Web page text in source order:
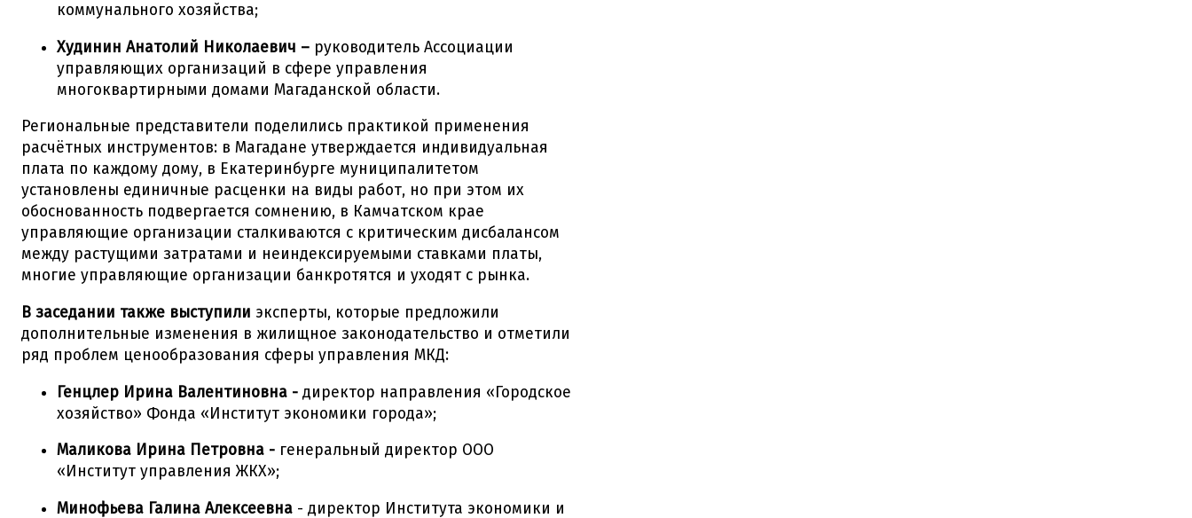
коммунального хозяйства;
Худинин Анатолий Николаевич – руководитель Ассоциации
управляющих организаций в сфере управления
многоквартирными домами Магаданской области.
Региональные представители поделились практикой применения
расчётных инструментов: в Магадане утверждается индивидуальная
плата по каждому дому, в Екатеринбурге муниципалитетом
установлены единичные расценки на виды работ, но при этом их
обоснованность подвергается сомнению, в Камчатском крае
управляющие организации сталкиваются с критическим дисбалансом
между растущими затратами и неиндексируемыми ставками платы,
многие управляющие организации банкротятся и уходят с рынка.
В заседании также выступили эксперты, которые предложили
дополнительные изменения в жилищное законодательство и отметили
ряд проблем ценообразования сферы управления МКД:
Генцлер Ирина Валентиновна - директор направления «Городское
хозяйство» Фонда «Институт экономики города»;
Маликова Ирина Петровна - генеральный директор ООО
«Институт управления ЖКХ»;
Минофьева Галина Алексеевна - директор Института экономики и